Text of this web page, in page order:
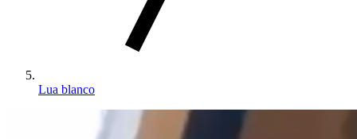
Lua blanco